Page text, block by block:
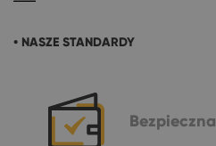
• NASZE STANDARDY
Bezpieczna